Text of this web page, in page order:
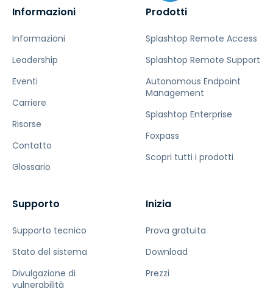
Informazioni
Informazioni
Leadership
Eventi
Carriere
Risorse
Contatto
Glossario
Prodotti
Splashtop Remote Access
Splashtop Remote Support
Autonomous Endpoint
Management
Splashtop Enterprise
Foxpass
Scopri tutti i prodotti
Supporto
Supporto tecnico
Stato del sistema
Divulgazione di
vulnerabilità
Inizia
Prova gratuita
Download
Prezzi